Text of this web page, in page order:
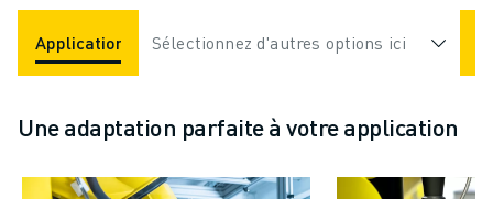
Applications Industries
Sélectionnez d'autres options ici
Une adaptation parfaite à votre application